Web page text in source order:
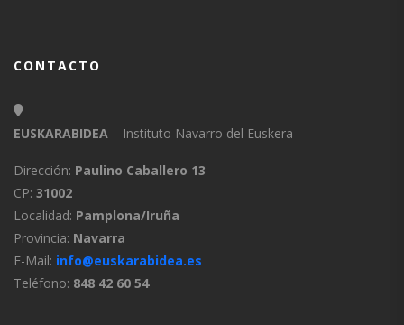
CONTACTO
EUSKARABIDEA – Instituto Navarro del Euskera
Dirección: Paulino Caballero 13
CP: 31002
Localidad: Pamplona/Iruña
Provincia: Navarra
E-Mail: info@euskarabidea.es
Teléfono: 848 42 60 54